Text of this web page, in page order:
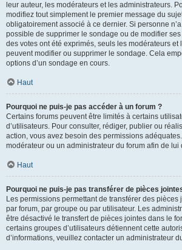
leur auteur, les modérateurs et les administrateurs.
modifiez tout simplement le premier message du
obligatoirement associé à ce dernier. Si personne
possible de supprimer le sondage ou de modifier
des votes ont été exprimés, seuls les modérateurs et
peuvent modifier ou supprimer le sondage. Cela
options d’un sondage en cours.
Haut
Pourquoi ne puis-je pas accéder à un forum ?
Certains forums peuvent être limités à certains
d’utilisateurs. Pour consulter, rédiger, publier ou
action, vous avez besoin des permissions
modérateur ou un administrateur du forum afin de lui
Haut
Pourquoi ne puis-je pas transférer de pièces
Les permissions permettant de transférer des pièces
par forum, par groupe ou par utilisateur. Les
être désactivé le transfert de pièces jointes dans le
certains groupes d’utilisateurs détiennent cette
d’informations, veuillez contacter un administrateur